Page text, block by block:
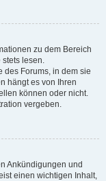
zu dem Bereich
stets lesen.
des Forums, in dem sie
hängt es von Ihren
können oder nicht.
vergeben.
Ankündigungen und
einen wichtigen Inhalt,